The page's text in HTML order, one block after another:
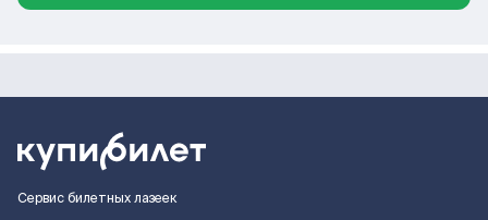
Сервис билетных лазеек